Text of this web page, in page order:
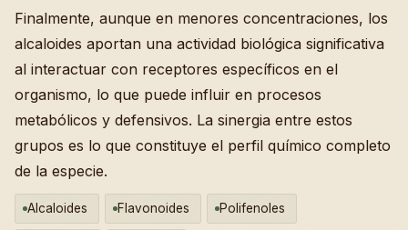
Finalmente, aunque en menores concentraciones, los
alcaloides aportan una actividad biológica significativa
al interactuar con receptores específicos en el
organismo, lo que puede influir en procesos
metabólicos y defensivos. La sinergia entre estos
grupos es lo que constituye el perfil químico completo
de la especie.
Alcaloides Flavonoides Polifenoles